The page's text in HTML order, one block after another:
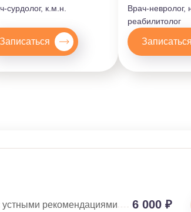
сурдолог, к.м.н.
Записаться
Врач-невролог,
реабилитолог
Записаться
устными рекомендациями 6 000 ₽